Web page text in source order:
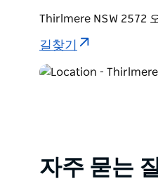
Thirlmere NSW 2572
길찾기
자주 묻는